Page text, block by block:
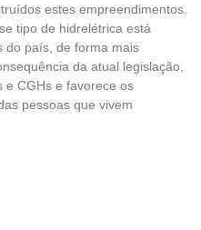
estes empreendimentos.
tipo de hidrelétrica está
do país, de forma mais
da atual legislação,
e CGHs e favorece os
pessoas que vivem